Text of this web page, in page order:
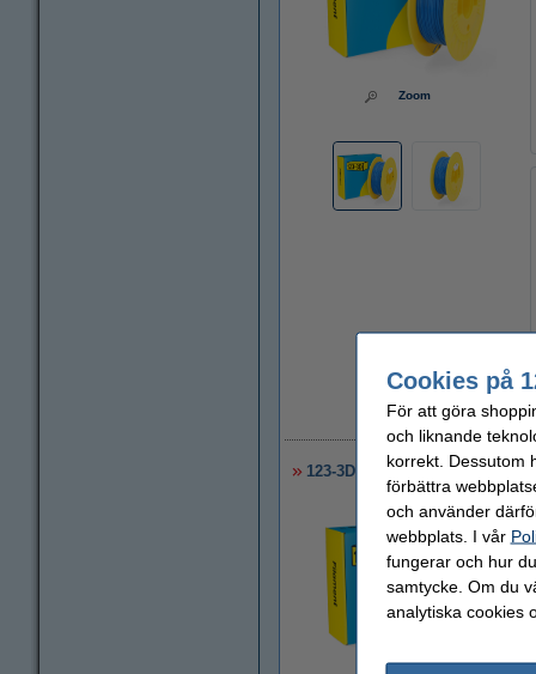
Zoom
123-3D TPU 85A Filament | Vit
Cookies på
För att göra
och liknande
korrekt. Dessutom
förbättra
och använder
webbplats. I vår
fungerar och hur
samtycke. Om du
analytiska cookies